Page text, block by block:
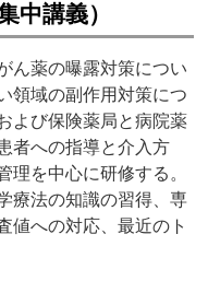
中講義）
ん薬の曝露対策につい
領域の副作用対策につ
よび保険薬局と病院薬
者への指導と介入方
理を中心に研修する。
療法の知識の習得、専
値への対応、最近のト